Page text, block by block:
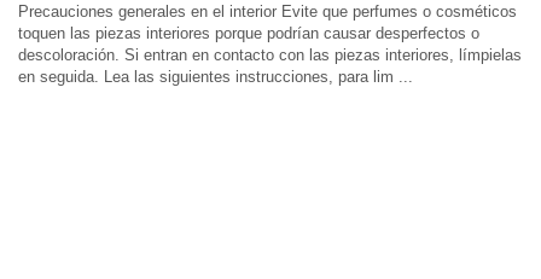
Precauciones generales en el interior Evite que perfumes o cosméticos
toquen las piezas interiores porque podrían causar desperfectos o
descoloración. Si entran en contacto con las piezas interiores, límpielas
en seguida. Lea las siguientes instrucciones, para lim ...